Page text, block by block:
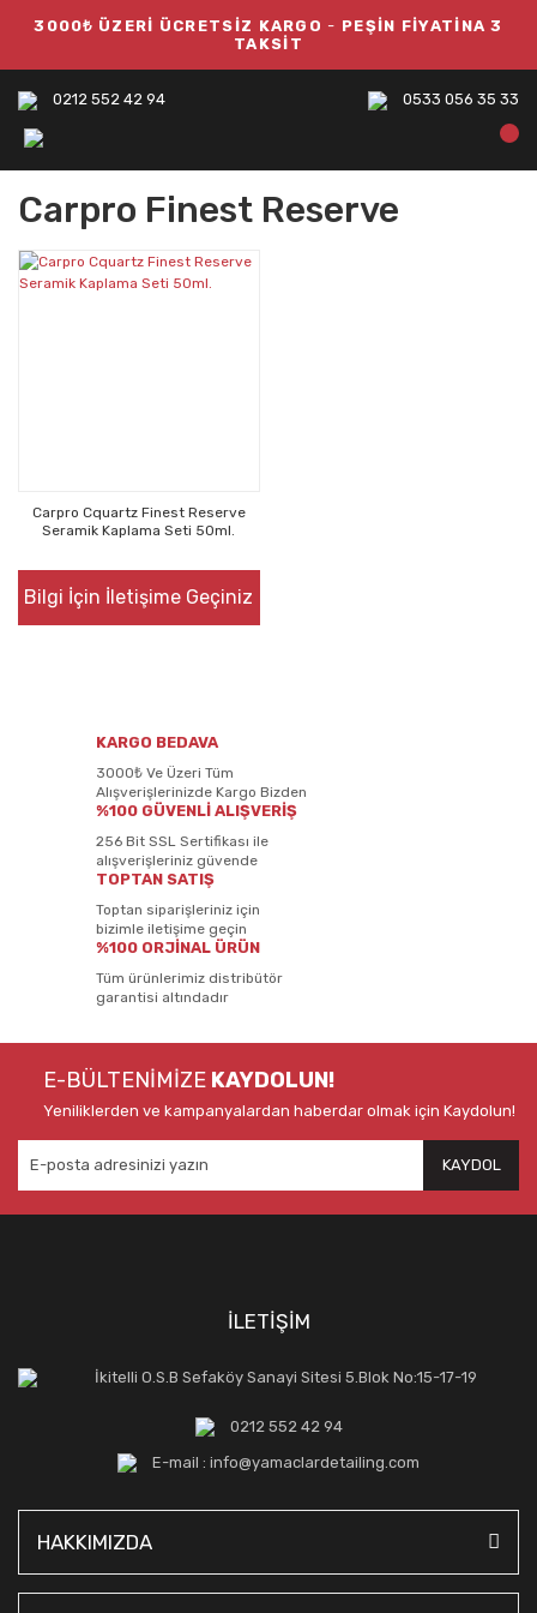
3000₺ ÜZERİ ÜCRETSİZ KARGO - PEŞİN FİYATİNA 3
TAKSİT
0212 552 42 94 0533 056 35 33
Carpro Finest Reserve
Carpro Cquartz Finest Reserve
Seramik Kaplama Seti 50ml.
Bilgi İçin İletişime Geçiniz
KARGO BEDAVA
3000₺ Ve Üzeri Tüm
Alışverişlerinizde Kargo Bizden
%100 GÜVENLİ ALIŞVERİŞ
256 Bit SSL Sertifikası ile
alışverişleriniz güvende
TOPTAN SATIŞ
Toptan siparişleriniz için
bizimle iletişime geçin
%100 ORJİNAL ÜRÜN
Tüm ürünlerimiz distribütör
garantisi altındadır
E-BÜLTENİMİZE KAYDOLUN!
Yeniliklerden ve kampanyalardan haberdar olmak için Kaydolun!
KAYDOL
İLETİŞİM
İkitelli O.S.B Sefaköy Sanayi Sitesi 5.Blok No:15-17-19
0212 552 42 94
E-mail : info@yamaclardetailing.com
HAKKIMIZDA